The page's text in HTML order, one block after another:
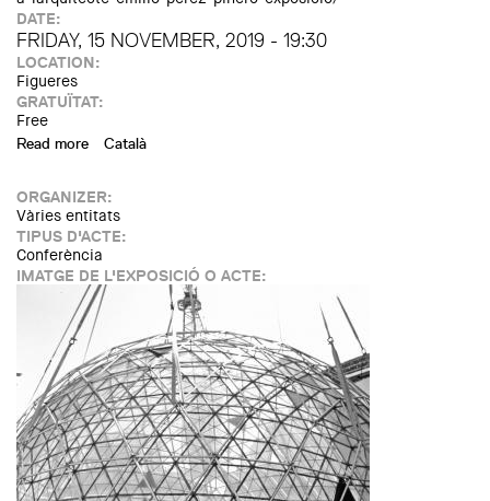
DATE:
FRIDAY, 15 NOVEMBER, 2019 - 19:30
LOCATION:
Figueres
GRATUÏTAT:
Free
Read more about Conferència "Emilio Pérez Piñero, el arquitecto de
Català
ORGANIZER:
Vàries entitats
TIPUS D'ACTE:
Conferència
IMATGE DE L'EXPOSICIÓ O ACTE: